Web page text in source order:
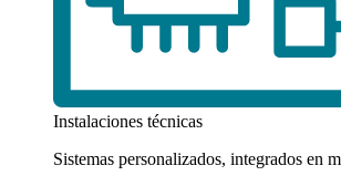
Instalaciones técnicas
Sistemas personalizados, integrados en